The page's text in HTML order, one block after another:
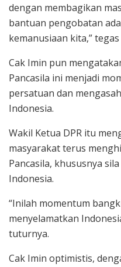
dengan membagikan
bantuan pengobatan
kemanusiaan kita,” tegas
Cak Imin pun
Pancasila ini menjadi
persatuan dan
Indonesia.
Wakil Ketua DPR itu
masyarakat terus
Pancasila, khususnya
Indonesia.
“Inilah momentum
menyelamatkan
tuturnya.
Cak Imin optimistis,